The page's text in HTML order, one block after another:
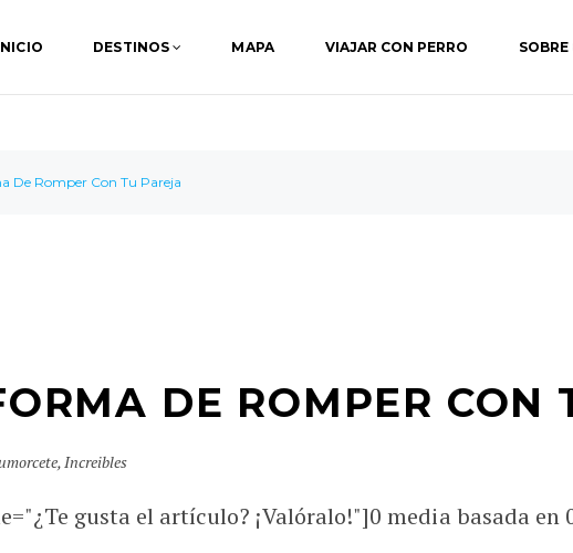
DESTINOS MAPA VIAJAR CON PERRO
De Romper Con Tu Pareja
DE ROMPER CON
, Increibles
gusta el artículo? ¡Valóralo!"]0media basada en